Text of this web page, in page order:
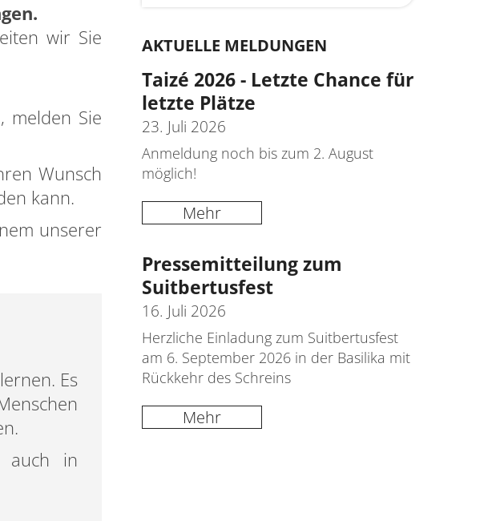
wir Sie
melden Sie
Wunsch
kann.
unserer
Es
auch in
AKTUELLE MELDUNGEN
Taizé 2026 - Letzte Chance für
letzte Plätze
23. Juli 2026
Anmeldung noch bis zum 2. August
möglich!
Mehr
Pressemitteilung zum
Suitbertusfest
16. Juli 2026
Herzliche Einladung zum Suitbertusfest
am 6. September 2026 in der Basilika mit
Rückkehr des Schreins
Mehr